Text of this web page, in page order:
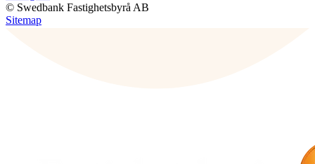
© Swedbank Fastighetsbyrå AB
Sitemap